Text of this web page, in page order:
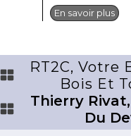
En savoir plus
RT2C, Votre
Bois Et
Thierry
Du